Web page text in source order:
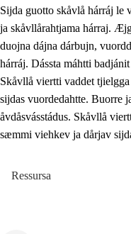
3.2 Åhpadibme ja
3.3 Aktisasjbarggo
3.4 Åhpadus
Sijda guotto skåvlå hárráj le
ja skåvllårahtjama hárraj.
duojna dájna dárbujn,
hárráj. Dássta máhtti
Skåvllå viertti vaddet
sijdas vuordedahtte. Buorre
åvdåsvásstádus. Skåvllå
sæmmi viehkev ja dårjav
Ressursa